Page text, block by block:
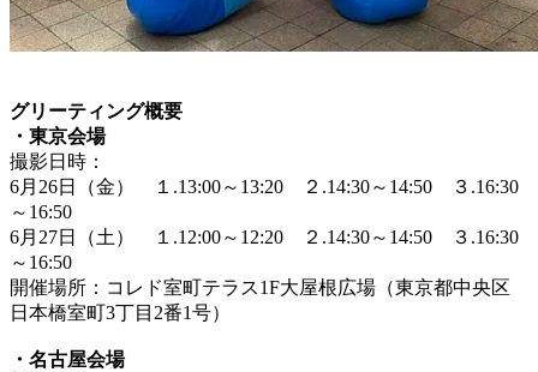
グリーティング概要
・東京会場
撮影日時：
6月26日（金） １.13:00～13:20 ２.14:30～14:50 ３.16:30
～16:50
6月27日（土） １.12:00～12:20 ２.14:30～14:50 ３.16:30
～16:50
開催場所：コレド室町テラス1F大屋根広場（東京都中央区
日本橋室町3丁目2番1号）
・名古屋会場